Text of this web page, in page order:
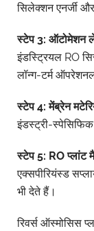
सिलेक्शन एनर्जी
स्टेप 3: ऑटोमेशन
इंडस्ट्रियल RO
लॉन्ग-टर्म
स्टेप 4:मेंब्रेन
इंडस्ट्री-
स्टेप 5: ROप्लांट
एक्सपीरियंस्ड
भी देते हैं।
रिवर्स ऑस्मोसिस